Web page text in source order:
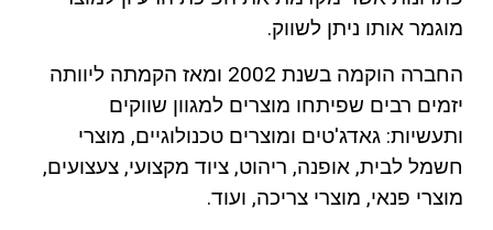
מוגמר אותו ניתן לשווק.
החברה הוקמה בשנת 2002 ומאז הקמתה ליוותה
יזמים רבים שפיתחו מוצרים למגוון שווקים
ותעשיות: גאדג'טים ומוצרים טכנולוגיים, מוצרי
חשמל לבית, אופנה, ריהוט, ציוד מקצועי, צעצועים,
מוצרי פנאי, מוצרי צריכה, ועוד.